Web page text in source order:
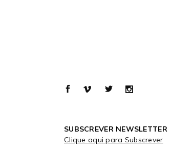
SUBSCREVER NEWSLETTER
Clique aqui para Subscrever